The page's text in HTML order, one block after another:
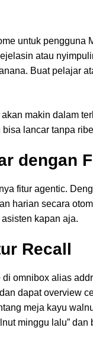
untuk pengguna
atau
Buat pelajar
makin dalam
lancar tanpa
dengan
fitur agentic.
harian secara
kapan aja.
Recall
omnibox alias
dapat overview
meja kayu
minggu lalu”